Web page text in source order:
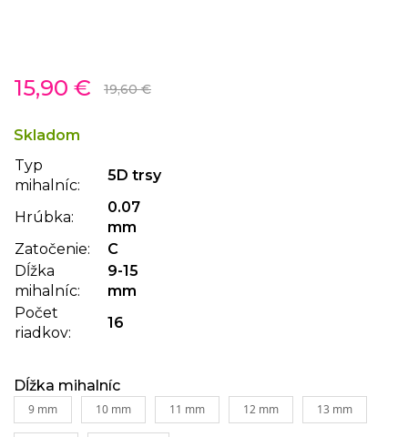
na
galérie
15,90 € 19,60 €
Skladom
Typ
mihalníc:
5D trsy
Hrúbka:
0.07
mm
Zatočenie:
C
Dĺžka
mihalníc:
9-15
mm
Počet
riadkov:
16
Dĺžka mihalníc
9 mm 10 mm 11 mm 12 mm 13 mm